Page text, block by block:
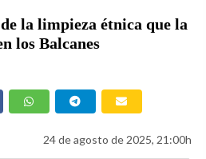
la limpieza étnica que la
los Balcanes
24 de agosto de 2025, 21:00h